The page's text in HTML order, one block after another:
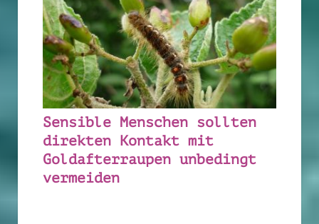
Sensible Menschen sollten
direkten Kontakt mit
Goldafterraupen unbedingt
vermeiden